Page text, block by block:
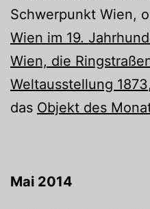
Schwerpunkt Wien,
Wien im 19.
Wien, die
Weltausstellung 1873
das Objekt des
Mai 2014